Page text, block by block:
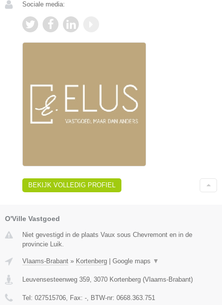
Sociale media:
BEKIJK VOLLEDIG PROFIEL
O'Ville Vastgoed
Niet gevestigd in de plaats Vaux sous Chevremont en in de
provincie Luik.
Vlaams-Brabant » Kortenberg Google maps ▼
Leuvensesteenweg 359, 3070 Kortenberg (Vlaams-Brabant)
Tel: 027515706, Fax: -, BTW-nr: 0668.363.751